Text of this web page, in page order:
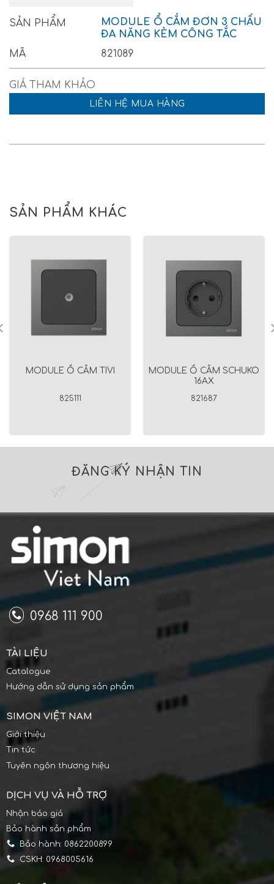
SẢN PHẨM
MODULE Ổ CẮM ĐƠN 3 CHẤU
ĐA NĂNG KÈM CÔNG TẮC
MÃ
821089
LIÊN HỆ MUA HÀNG
SẢN PHẨM KHÁC
MODULE Ổ CẮM TIVI
825111
MODULE Ổ CẮM SCHUKO
16AX
821687
ĐĂNG KÝ NHẬN TIN
0968 111 900
TÀI LIỆU
Catalogue
Hướng dẫn sử dụng sản phẩm
SIMON VIỆT NAM
Giới thiệu
Tin tức
Tuyên ngôn thương hiệu
DỊCH VỤ VÀ HỖ TRỢ
Nhận báo giá
Bảo hành sản phẩm
Bảo hành: 0862200899
CSKH: 0968005616